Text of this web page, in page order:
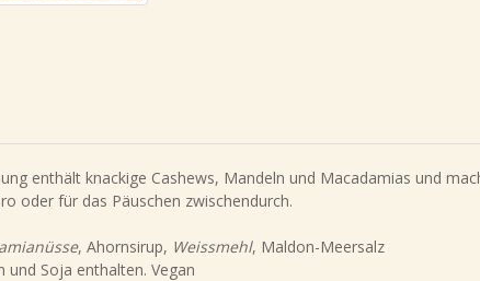
enthält knackige Cashews, Mandeln und Macadamias und
oder für das Päuschen zwischendurch.
, Ahornsirup, Weissmehl, Maldon-Meersalz
und Soja enthalten. Vegan